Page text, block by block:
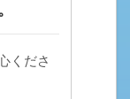
くださ